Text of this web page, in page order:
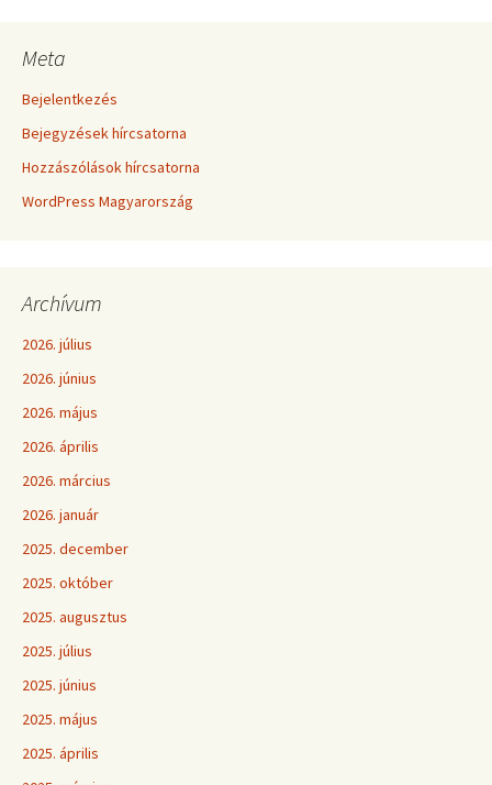
Meta
Bejelentkezés
Bejegyzések hírcsatorna
Hozzászólások hírcsatorna
WordPress Magyarország
Archívum
2026. július
2026. június
2026. május
2026. április
2026. március
2026. január
2025. december
2025. október
2025. augusztus
2025. július
2025. június
2025. május
2025. április